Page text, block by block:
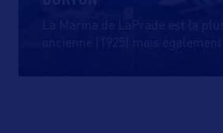
ancienne (1925) mais